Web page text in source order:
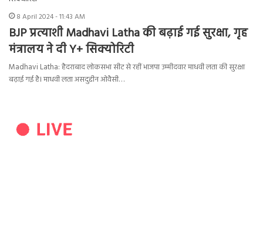
8 April 2024 - 11:43 AM
BJP प्रत्याशी Madhavi Latha की बढ़ाई गई सुरक्षा, गृह
मंत्रालय ने दी Y+ सिक्योरिटी
Madhavi Latha: हैदराबाद लोकसभा सीट से रहीं भाजपा उम्मीदवार माधवी लता की सुरक्षा
बढ़ाई गई है। माधवी लता असदुद्दीन ओवैसी…